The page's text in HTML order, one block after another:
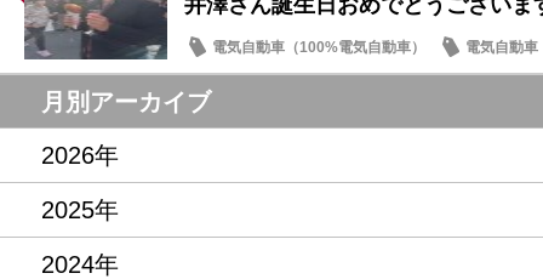
電気自動車（100%電気自動車）
電気自動車
ノート
オーラ
月別アーカイブ
2026年
2025年
2024年